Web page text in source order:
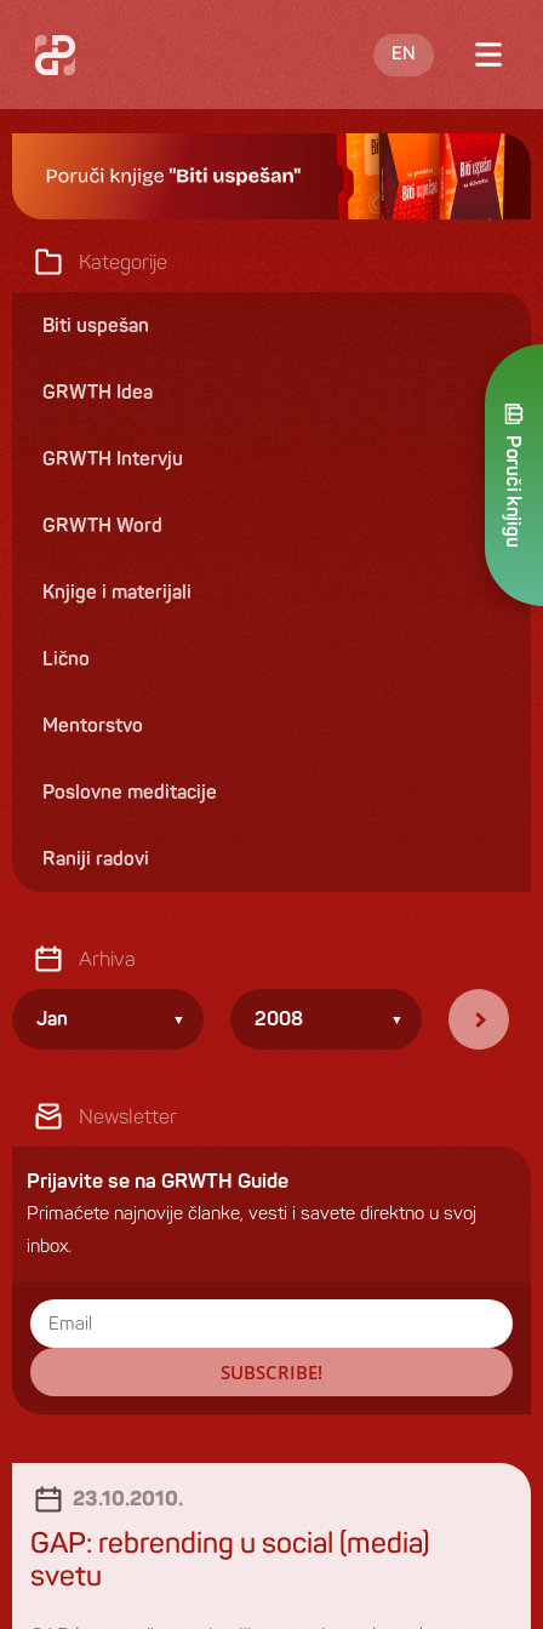
EN
O meni
Blog
Knjige
Kontakt
Poruči knjigu
Kategorije
Biti uspešan
GRWTH Idea
GRWTH Intervju
GRWTH Word
Knjige i materijali
Lično
Mentorstvo
Poslovne meditacije
Raniji radovi
Arhiva
Jan 2008
Newsletter
Prijavite se na GRWTH Guide
Primaćete najnovije članke, vesti i savete direktno u svoj
inbox.
SUBSCRIBE!
23.10.2010.
GAP: rebrending u social (media)
svetu